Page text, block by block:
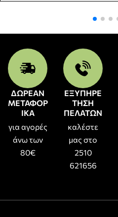
ΔΩΡΕΑΝ
ΜΕΤΑΦΟΡ
ΙΚΑ
για αγορές
άνω των
80€
ΕΞΥΠΗΡΕ
ΤΗΣΗ
ΠΕΛΑΤΩΝ
καλέστε
μας στο
2510
621656